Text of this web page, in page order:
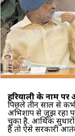
हरियाली के नाम
पिछले तीन साल से
अभिशाप से जूझ रहा
चुका है. आर्थिक
है तो ऐसे सरकारी